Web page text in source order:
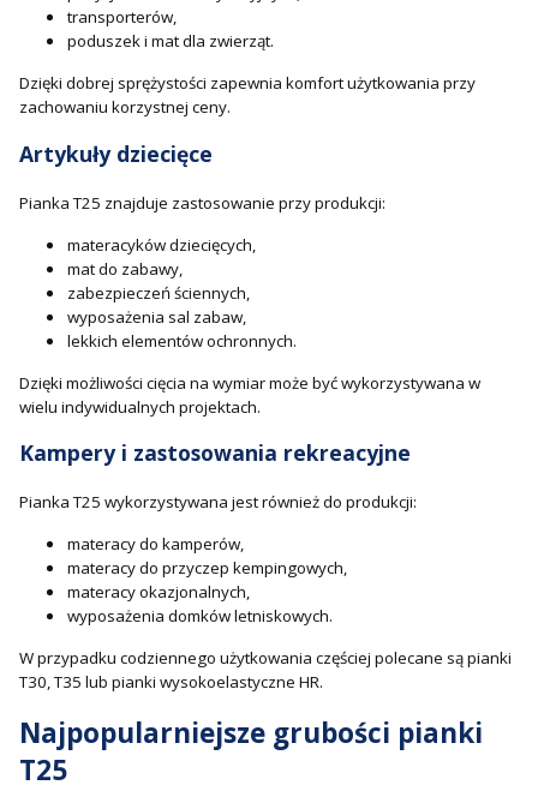
transporterów,
poduszek i mat dla zwierząt.
Dzięki dobrej sprężystości zapewnia komfort użytkowania przy
zachowaniu korzystnej ceny.
Artykuły dziecięce
Pianka T25 znajduje zastosowanie przy produkcji:
materacyków dziecięcych,
mat do zabawy,
zabezpieczeń ściennych,
wyposażenia sal zabaw,
lekkich elementów ochronnych.
Dzięki możliwości cięcia na wymiar może być wykorzystywana w
wielu indywidualnych projektach.
Kampery i zastosowania rekreacyjne
Pianka T25 wykorzystywana jest również do produkcji:
materacy do kamperów,
materacy do przyczep kempingowych,
materacy okazjonalnych,
wyposażenia domków letniskowych.
W przypadku codziennego użytkowania częściej polecane są pianki
T30, T35 lub pianki wysokoelastyczne HR.
Najpopularniejsze grubości pianki
T25